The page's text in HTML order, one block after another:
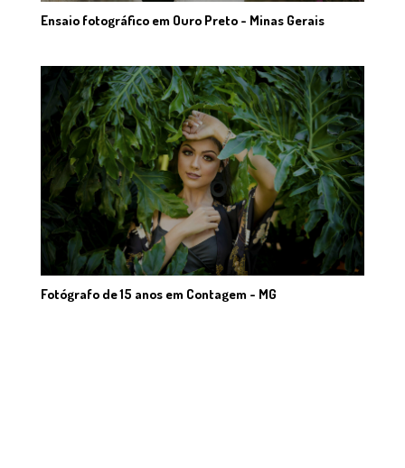
Ensaio fotográfico em Ouro Preto - Minas Gerais
Fotógrafo de 15 anos em Contagem - MG